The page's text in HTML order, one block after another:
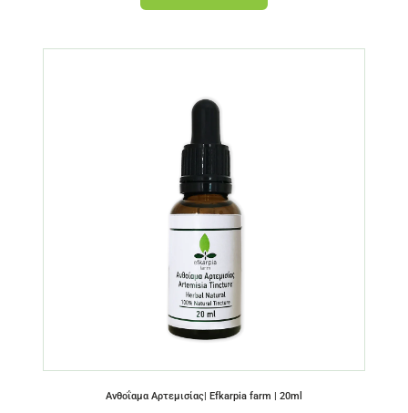
Ανθοΐαμα Αρτεμισίας| Efkarpia farm | 20ml